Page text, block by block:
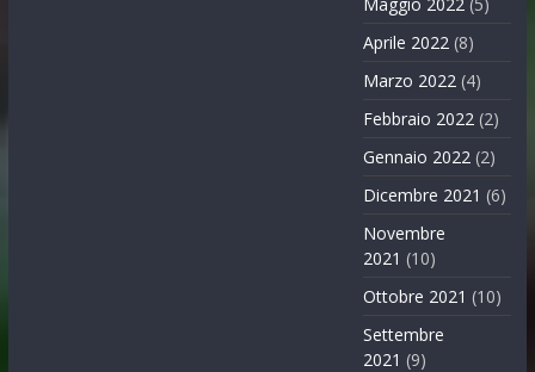
Aprile 2022 (8)
Marzo 2022 (4)
Febbraio 2022 (2)
Gennaio 2022 (2)
Dicembre 2021 (6)
Novembre
2021 (10)
Ottobre 2021 (10)
Settembre
2021 (9)